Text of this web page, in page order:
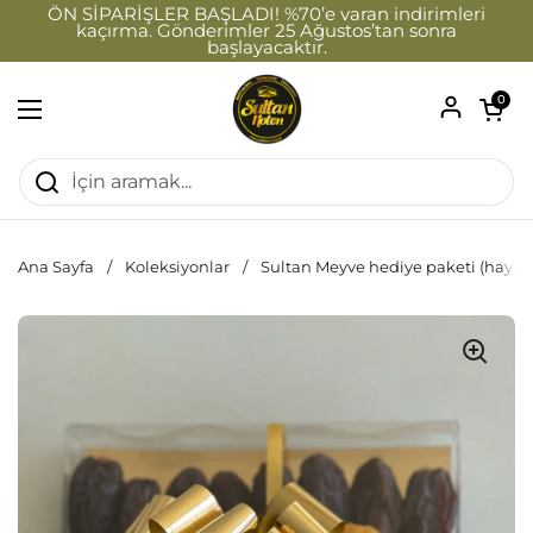
İçeriğe geç
ÖN SİPARİŞLER BAŞLADI! %70’e varan indirimleri
kaçırma. Gönderimler 25 Ağustos’tan sonra
başlayacaktır.
Menüyü aç
Sepeti
0
Ana Sayfa / Koleksiyonlar / Sultan Meyve hediye paketi